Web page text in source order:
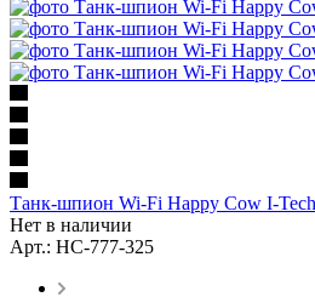
Танк-шпион Wi-Fi Happy Cow I-
Нет в наличии
Арт.: HC-777-325